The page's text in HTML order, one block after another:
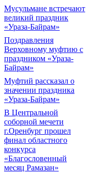
Мусульмане встречают
великий праздник
«Ураза-Байрам»
Поздравления
Верховному муфтию с
праздником «Ураза-
Байрам»
Муфтий рассказал о
значении праздника
«Ураза-Байрам»
В Центральной
соборной мечети
г.Оренбург прошел
финал областного
конкурса
«Благословенный
месяц Рамазан»